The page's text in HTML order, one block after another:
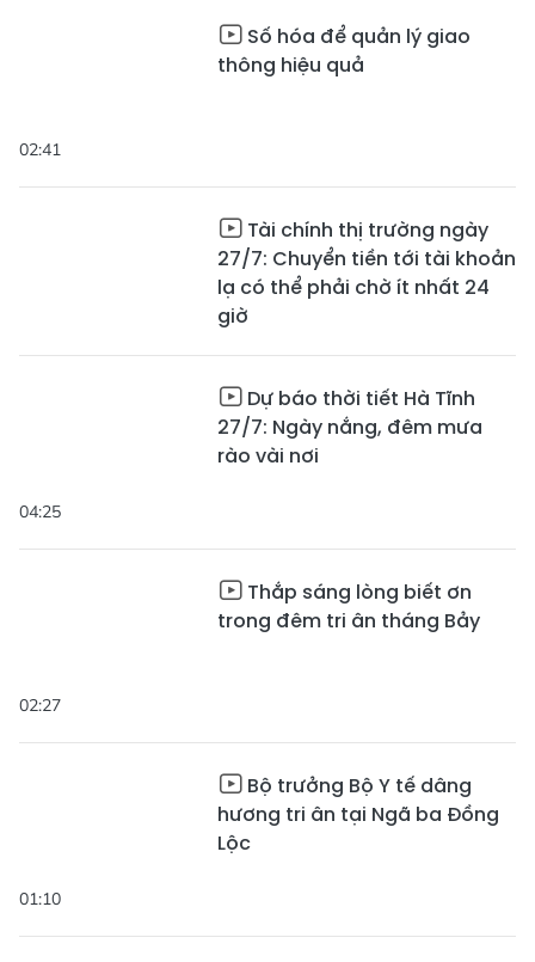
02:41
Số hóa để quản lý giao
thông hiệu quả
Tài chính thị trường ngày
27/7: Chuyển tiền tới tài khoản
lạ có thể phải chờ ít nhất 24
giờ
04:25
Dự báo thời tiết Hà Tĩnh
27/7: Ngày nắng, đêm mưa
rào vài nơi
02:27
Thắp sáng lòng biết ơn
trong đêm tri ân tháng Bảy
01:10
Bộ trưởng Bộ Y tế dâng
hương tri ân tại Ngã ba Đồng
Lộc